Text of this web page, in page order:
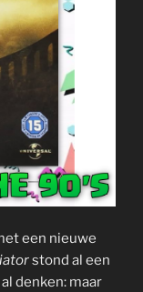
een nieuwe
stond al een
denken: maar